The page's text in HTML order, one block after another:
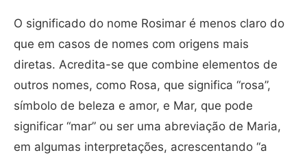
O significado do nome Rosimar é menos claro do
que em casos de nomes com origens mais
diretas. Acredita-se que combine elementos de
outros nomes, como Rosa, que significa “rosa”,
símbolo de beleza e amor, e Mar, que pode
significar “mar” ou ser uma abreviação de Maria,
em algumas interpretações, acrescentando “a